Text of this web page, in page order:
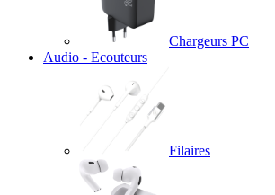
Chargeurs PC
Audio - Ecouteurs
Filaires